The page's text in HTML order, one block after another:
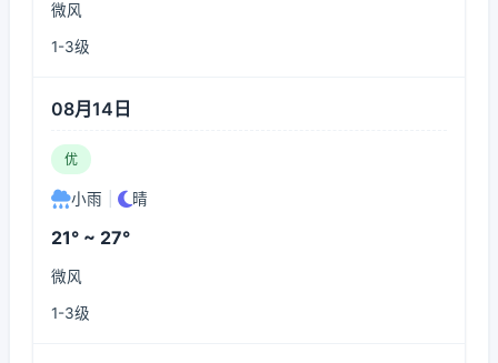
微风
1-3级
08月14日
优
小雨 晴
21° ~ 27°
微风
1-3级